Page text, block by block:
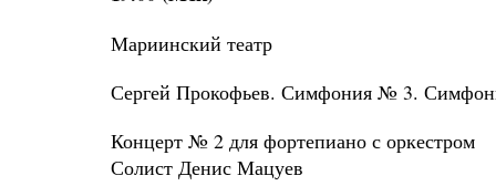
Мариинский театр
Сергей Прокофьев. Симфония № 3.
Концерт № 2 для фортепиано с оркестром
Солист Денис Мацуев